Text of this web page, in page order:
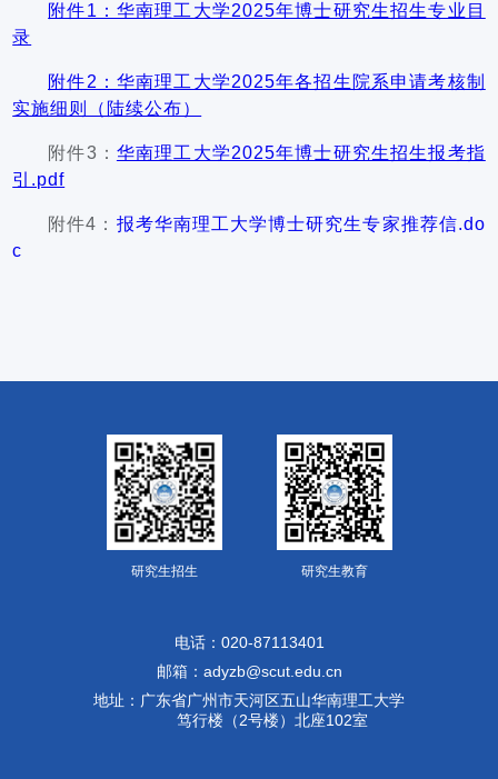
附件1：华南理工大学2025年博士研究生招生专业目
录
附件2： 华南理工大学2025年各招生院系申请考核制
实施细则（陆续公布）
附件3： 华南理工大学2025年博士研究生招生报考指
引.pdf
附件4： 报考华南理工大学博士研究生专家推荐信.do
c
研究生招生 研究生教育
电话：020-87113401
邮箱：adyzb@scut.edu.cn
地址：广东省广州市天河区五山华南理工大学
笃行楼（2号楼）北座102室